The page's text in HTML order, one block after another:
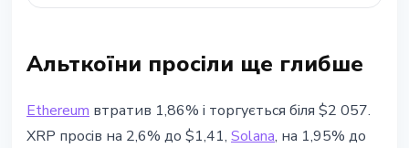
Альткоїни просіли ще глибше
Ethereum втратив 1,86% і торгується біля $2 057.
XRP просів на 2,6% до $1,41, Solana, на 1,95% до